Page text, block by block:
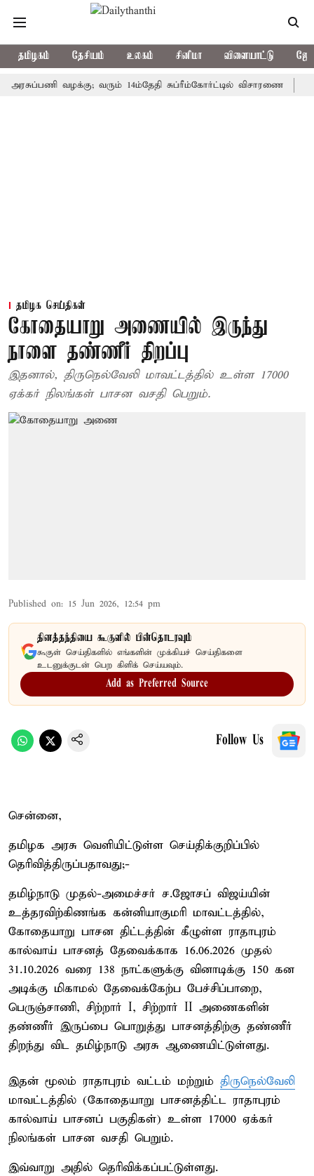
தமிழகம் தேசியம் உலகம் சினிமா விளையாட்டு
வழக்கு; வரும் 14ம்தேதி சுப்ரீம்கோர்ட்டில் விசாரணை அமர்நாத்
தமிழக செய்திகள்
கோதையாறு அணையில் இருந்து
நாளை தண்ணீர் திறப்பு
இதனால், திருநெல்வேலி மாவட்டத்தில் உள்ள 17000
ஏக்கர் நிலங்கள் பாசன வசதி பெறும்.
Published on: 15 Jun 2026, 12:54 pm
தினத்தந்தியை கூகுளில் பின்தொடரவும்
கூகுள் செய்திகளில் எங்களின் முக்கியச் செய்திகளை
உடனுக்குடன் பெற கிளிக் செய்யவும்.
Add as Preferred Source
Follow Us
சென்னை,
தமிழக அரசு வெளியிட்டுள்ள செய்திக்குறிப்பில்
தெரிவித்திருப்பதாவது;-
தமிழ்நாடு முதல்-அமைச்சர் ச.ஜோசப் விஜய்யின்
உத்தரவிற்கிணங்க கன்னியாகுமரி மாவட்டத்தில்,
கோதையாறு பாசன திட்டத்தின் கீழுள்ள ராதாபுரம்
கால்வாய் பாசனத் தேவைக்காக 16.06.2026 முதல்
31.10.2026 வரை 138 நாட்களுக்கு வினாடிக்கு 150 கன
அடிக்கு மிகாமல் தேவைக்கேற்ப பேச்சிப்பாறை,
பெருஞ்சாணி, சிற்றார் I, சிற்றார் II அணைகளின்
தண்ணீர் இருப்பை பொறுத்து பாசனத்திற்கு தண்ணீர்
திறந்து விட தமிழ்நாடு அரசு ஆணையிட்டுள்ளது.
இதன் மூலம் ராதாபுரம் வட்டம் மற்றும் திருநெல்வேலி
மாவட்டத்தில் (கோதையாறு பாசனத்திட்ட ராதாபுரம்
கால்வாய் பாசனப் பகுதிகள்) உள்ள 17000 ஏக்கர்
நிலங்கள் பாசன வசதி பெறும்.
இவ்வாறு அதில் தெரிவிக்கப்பட்டுள்ளது.